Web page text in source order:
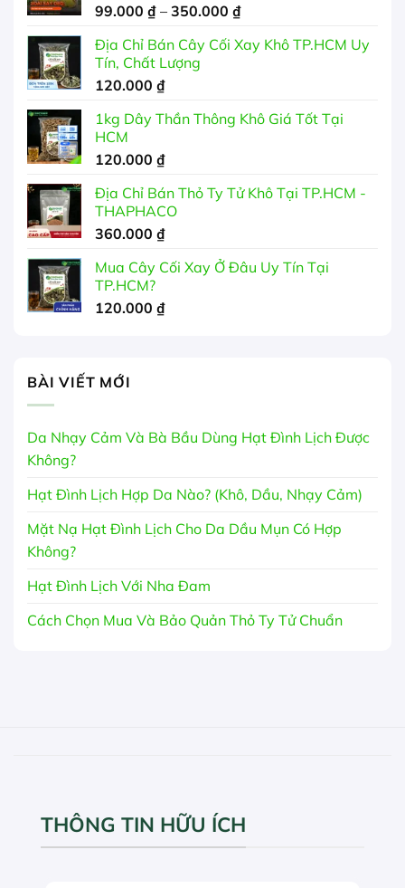
99.000 ₫ – 350.000 ₫Khoảng
từ
Địa Chỉ Bán Cây Cối Xay Khô TP.HCM Uy
Tín, Chất Lượng
120.000 ₫
1kg Dây Thần Thông Khô Giá Tốt Tại
HCM
120.000 ₫
Địa Chỉ Bán Thỏ Ty Tử Khô Tại TP.HCM -
THAPHACO
360.000 ₫
Mua Cây Cối Xay Ở Đâu Uy Tín Tại
TP.HCM?
120.000 ₫
BÀI VIẾT MỚI
Da Nhạy Cảm Và Bà Bầu Dùng Hạt Đình Lịch Được
Không?
Hạt Đình Lịch Hợp Da Nào? (Khô, Dầu, Nhạy Cảm)
Mặt Nạ Hạt Đình Lịch Cho Da Dầu Mụn Có Hợp
Không?
Hạt Đình Lịch Với Nha Đam
Cách Chọn Mua Và Bảo Quản Thỏ Ty Tử Chuẩn
THÔNG TIN HỮU ÍCH